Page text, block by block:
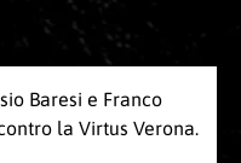
Baresi e Franco
la Virtus Verona.